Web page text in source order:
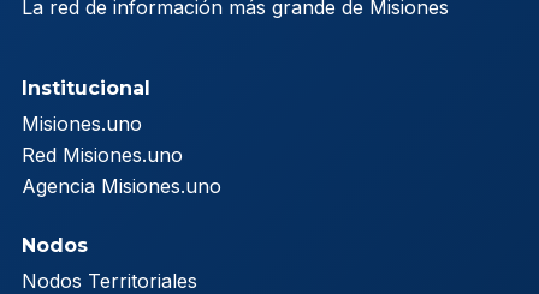
La red de información más grande de Misiones
Institucional
Misiones.uno
Red Misiones.uno
Agencia Misiones.uno
Nodos
Nodos Territoriales